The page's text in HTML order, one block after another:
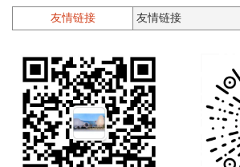
漆器螺钿
石质类
墨砚
木版年画
乐器
珐琅
陶器
造像
近现代文物
友情链接